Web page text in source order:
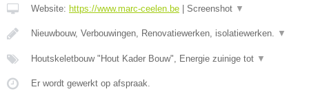
Website: https://www.marc-ceelen.be Screenshot ▼
Nieuwbouw, Verbouwingen, Renovatiewerken, isolatiewerken. ▼
Houtskeletbouw "Hout Kader Bouw", Energie zuinige tot ▼
Er wordt gewerkt op afspraak.